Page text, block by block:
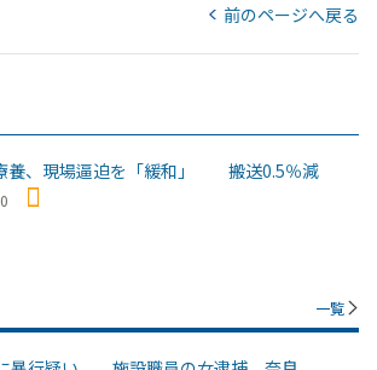
前のページへ戻る
養、現場逼迫を「緩和」 搬送0.5％減
一覧